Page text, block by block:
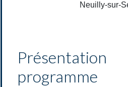
Neuilly-sur-
programme